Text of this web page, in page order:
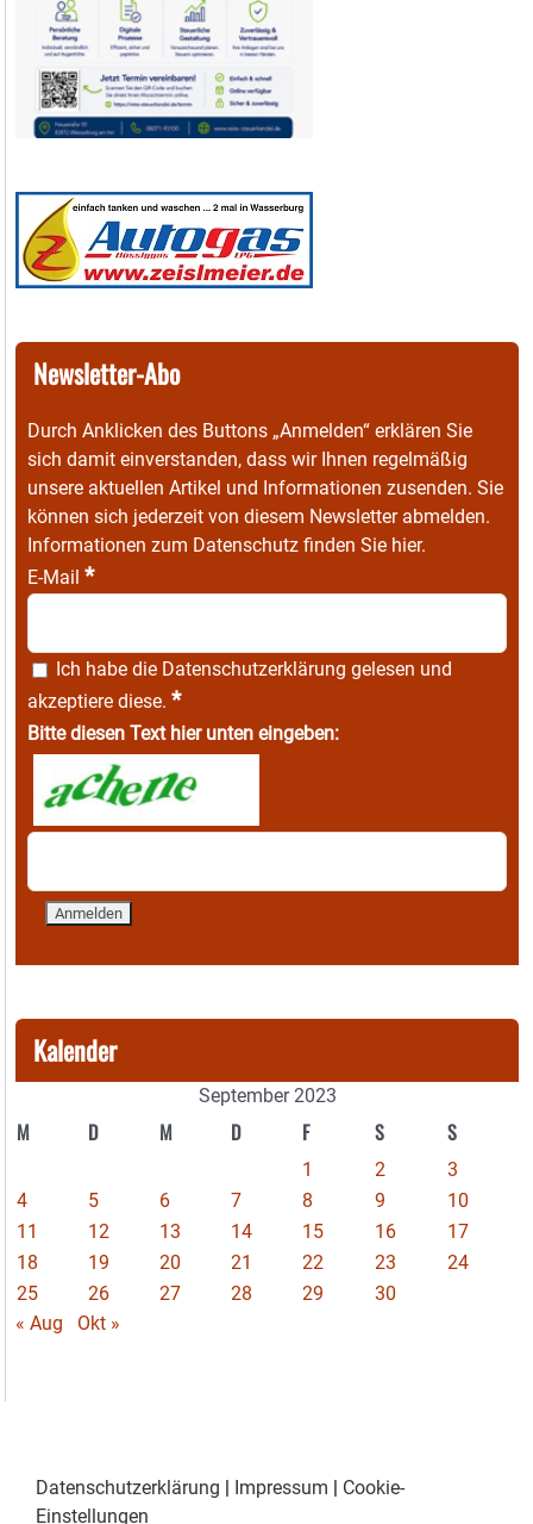
Newsletter-Abo
Durch Anklicken des Buttons „Anmelden“ erklären Sie
sich damit einverstanden, dass wir Ihnen regelmäßig
unsere aktuellen Artikel und Informationen zusenden. Sie
können sich jederzeit von diesem Newsletter abmelden.
Informationen zum Datenschutz finden Sie hier.
E-Mail *
Ich habe die Datenschutzerklärung gelesen und
akzeptiere diese. *
Bitte diesen Text hier unten eingeben:
Kalender
September 2023
M D M D F S S
1 2
3
4
5 6 7 8 9
10
11
12 13 14 15 16
17
18
19 20 21 22 23
24
25
26 27 28 29
30
« Aug
Okt »
Datenschutzerklärung | Impressum | Cookie-
Einstellungen